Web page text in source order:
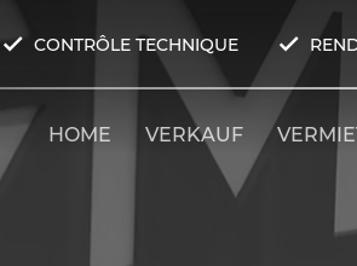
CONTRÔLE TECHNIQUE
HOME VERKAUF